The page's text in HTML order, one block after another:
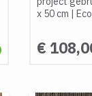
x 50 cm |
€